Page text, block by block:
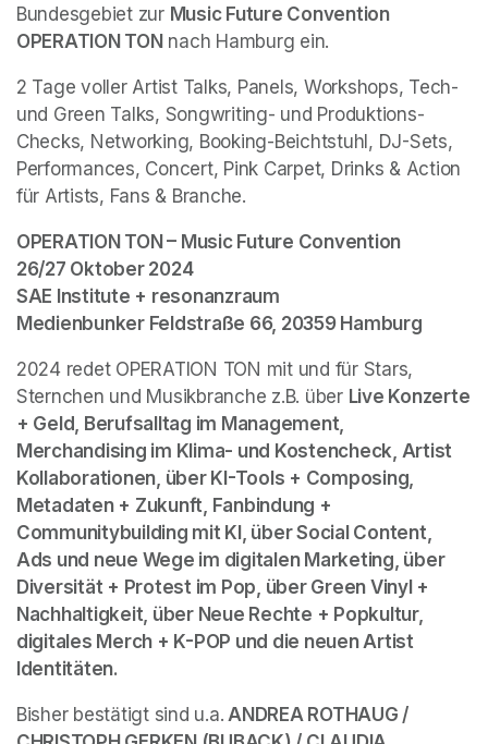
Bundesgebiet zur Music Future Convention
OPERATION TON nach Hamburg ein.
2 Tage voller Artist Talks, Panels, Workshops, Tech-
und Green Talks, Songwriting- und Produktions-
Checks, Networking, Booking-Beichtstuhl, DJ-Sets,
Performances, Concert, Pink Carpet, Drinks & Action
für Artists, Fans & Branche.
OPERATION TON – Music Future Convention
26/27 Oktober 2024
SAE Institute + resonanzraum
Medienbunker Feldstraße 66, 20359 Hamburg
2024 redet OPERATION TON mit und für Stars,
Sternchen und Musikbranche z.B. über Live Konzerte
+ Geld, Berufsalltag im Management,
Merchandising im Klima- und Kostencheck, Artist
Kollaborationen, über KI-Tools + Composing,
Metadaten + Zukunft, Fanbindung +
Communitybuilding mit KI, über Social Content,
Ads und neue Wege im digitalen Marketing, über
Diversität + Protest im Pop, über Green Vinyl +
Nachhaltigkeit, über Neue Rechte + Popkultur,
digitales Merch + K-POP und die neuen Artist
Identitäten.
Bisher bestätigt sind u.a. ANDREA ROTHAUG /